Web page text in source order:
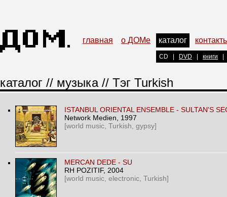
главная о ДОМе каталог
CD DVD книги
каталог // музыка// Тэг Turkish
ISTANBUL ORIENTAL ENSEMBLE - SULTAN'S
Network Medien , 1997
[world music, Turkish, gypsy]
MERCAN DEDE - SU
RH POZITIF, 2004
[world music, electronic, Turkish]